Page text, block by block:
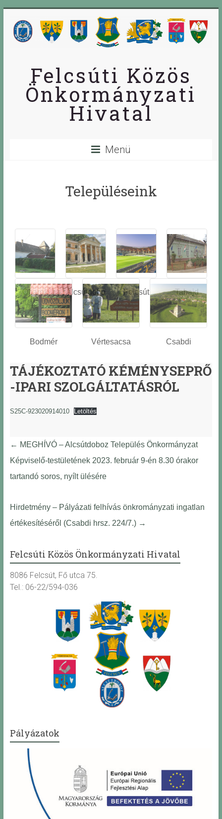
Felcsúti Közös
Önkormányzati
Hivatal
Menü
Településeink
Óbarok
Alcsútdobo
z
Felcsút Tabajd
Bodmér Vértesacsa Csabdi
TÁJÉKOZTATÓ KÉMÉNYSEPRŐ
-IPARI SZOLGÁLTATÁSRÓL
S25C-923020914010 Letöltés
← MEGHÍVÓ – Alcsútdoboz Település Önkormányzat
Képviselő-testületének 2023. február 9-én 8.30 órakor
tartandó soros, nyílt ülésére
Hirdetmény – Pályázati felhívás önkrományzati ingatlan
értékesítéséről (Csabdi hrsz. 224/7.) →
Felcsúti Közös Önkormányzati Hivatal
8086 Felcsút, Fő utca 75.
Tel.: 06-22/594-036
Pályázatok